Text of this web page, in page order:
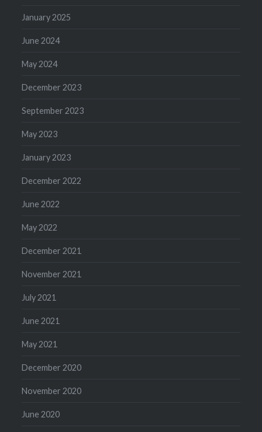
January 2025
June 2024
May 2024
December 2023
September 2023
May 2023
January 2023
December 2022
June 2022
May 2022
December 2021
November 2021
July 2021
June 2021
May 2021
December 2020
November 2020
June 2020